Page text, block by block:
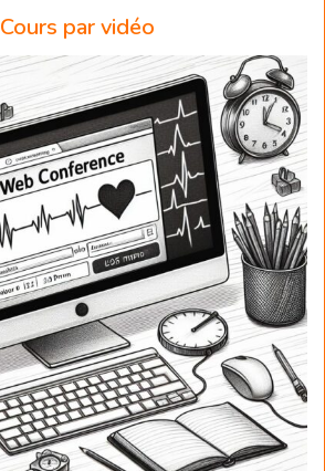
Cours par vidéo